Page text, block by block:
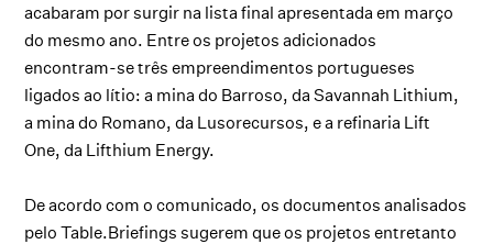
acabaram por surgir na lista final apresentada em março
do mesmo ano. Entre os projetos adicionados
encontram-se três empreendimentos portugueses
ligados ao lítio: a mina do Barroso, da Savannah Lithium,
a mina do Romano, da Lusorecursos, e a refinaria Lift
One, da Lifthium Energy.
De acordo com o comunicado, os documentos analisados
pelo Table.Briefings sugerem que os projetos entretanto